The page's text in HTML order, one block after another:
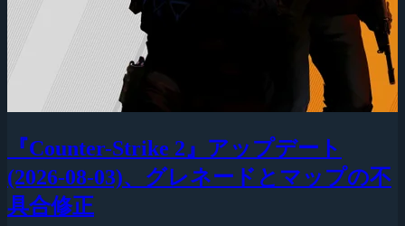
『Counter-Strike 2』アップデート
(2026-08-03)、グレネードとマップの不
具合修正